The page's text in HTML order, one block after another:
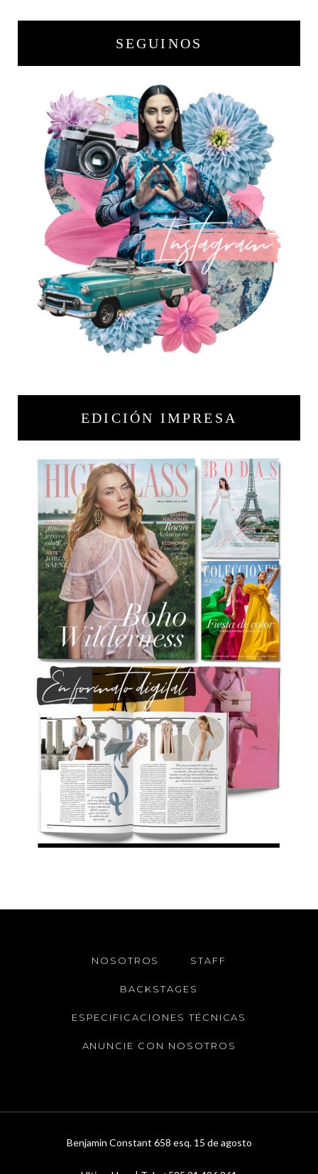
SEGUINOS
EDICIÓN IMPRESA
NOSOTROS STAFF
BACKSTAGES
ESPECIFICACIONES TÉCNICAS
ANUNCIE CON NOSOTROS
Benjamin Constant 658 esq. 15 de agosto